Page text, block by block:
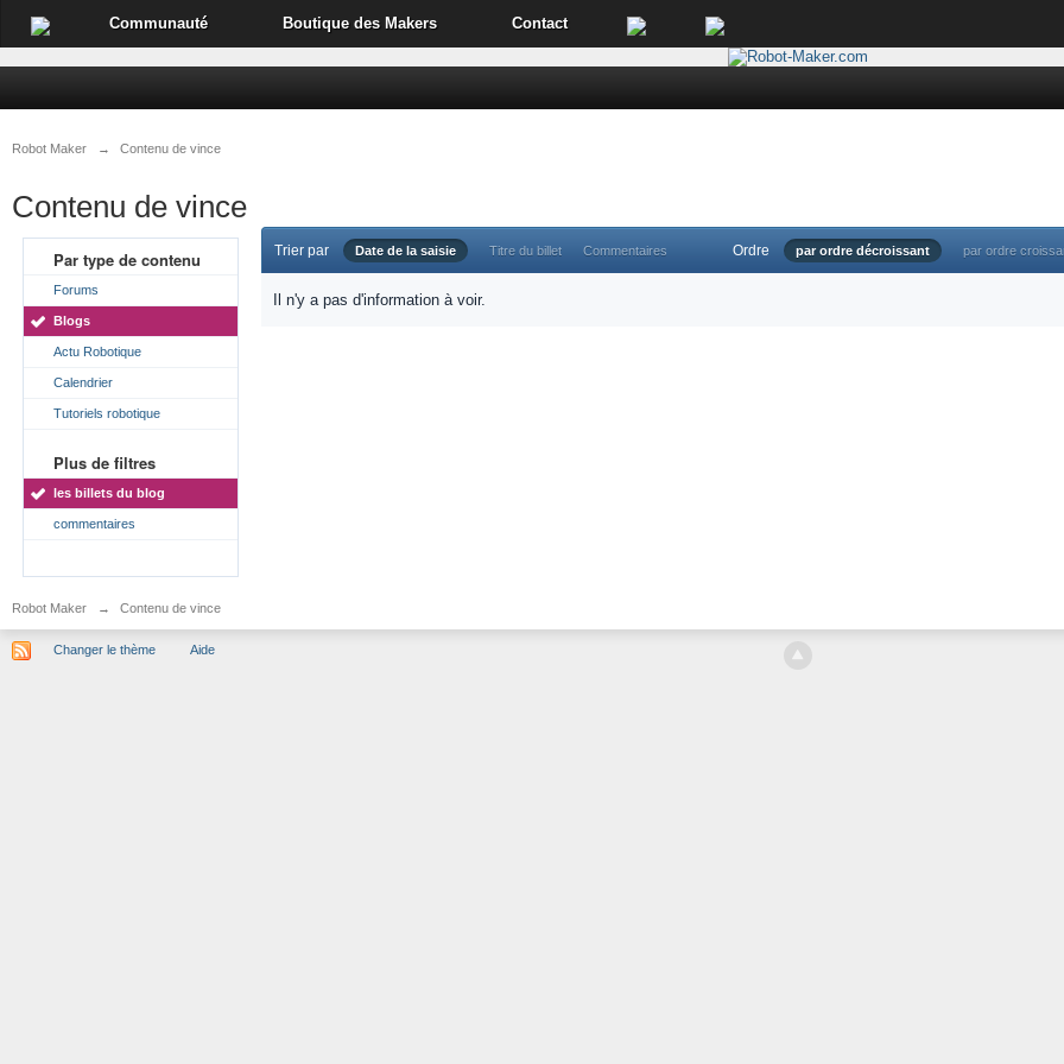
Communauté Boutique des Makers Contact
Robot Maker → Contenu de vince
Contenu de vince
Par type de contenu
Forums
Blogs
Actu Robotique
Calendrier
Tutoriels robotique
Plus de filtres
les billets du blog
commentaires
Trier par Date de la saisie Titre du billet Commentaires Ordre par ordre décroissant par ordre
Il n'y a pas d'information à voir.
Robot Maker → Contenu de vince
Changer le thème Aide